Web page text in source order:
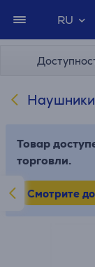
RU
Наушники
Товар
торговли.
Смотрите